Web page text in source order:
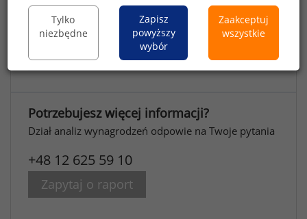
stanowiska administracyjne
Raport płacowy Sedlak&Sedlak 2014 –
stanowiska produkcyjne
Potrzebujesz więcej informacji?
Dział analiz wynagrodzeń odpowie na Twoje pytania
+48 12 625 59 10
Zapytaj o raport
Tylko
niezbędne
Zapisz
powyższy
wybór
Zaakceptuj
wszystkie